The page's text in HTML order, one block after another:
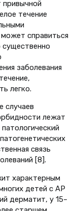
течение
справиться
существенно
заболевания
легко.
случаев
лежат
связь
[8].
характерным
детей с АР
дерматит, у 15–